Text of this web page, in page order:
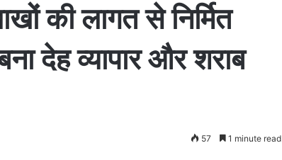
की लागत से निर्मित
देह व्यापार और शराब
57 1 minute read